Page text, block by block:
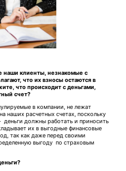
наши клиенты, незнакомые с
что их взносы остаются в
что происходит с деньгами,
счет?
в компании, не лежат
наших расчетных счетах, поскольку
должны работать и приносить
их в выгодные финансовые
так как даже перед своими
выгоду по страховым